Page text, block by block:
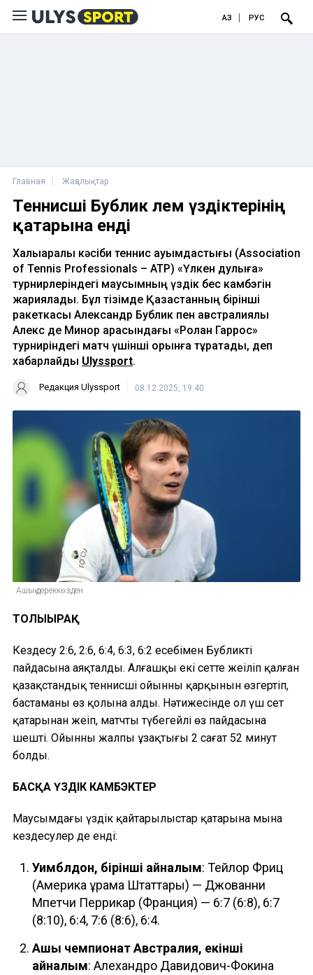
ҚАЗ РУС
Главная Жаңалықтар
Теннисші Бублик әлем үздіктерінің
қатарына енді
Халықаралық кәсіби теннис қауымдастығы (Association
of Tennis Professionals – ATP) «Үлкен дулыға»
турнирлеріндегі маусымның үздік бес камбэгін
жариялады. Бұл тізімде Қазақстанның бірінші
ракеткасы Александр Бублик пен австралиялық
Алекс де Минор арасындағы «Ролан Гаррос»
турниріндегі матч үшінші орынға тұрақтады, деп
хабарлайды Ulyssport.
Редакция Ulyssport 08.12.2025, 19:40
Ашық дереккөзден
ТОЛЫҒЫРАҚ
Кездесу 2:6, 2:6, 6:4, 6:3, 6:2 есебімен Бубликтің
пайдасына аяқталды. Алғашқы екі сетте жеңіліп қалған
қазақстандық теннисші ойынның қарқынын өзгертіп,
бастаманы өз қолына алды. Нәтижесінде ол үш сет
қатарынан жеңіп, матчты түбегейлі өз пайдасына
шешті. Ойынның жалпы ұзақтығы 2 сағат 52 минут
болды.
БАСҚА ҮЗДІК КАМБЭКТЕР
Маусымдағы үздік қайтарылыстар қатарына мына
кездесулер де енді:
Уимблдон, бірінші айналым: Тейлор Фриц
(Америка Құрама Штаттары) — Джованни
Мпетчи Перрикар (Франция) — 6:7 (6:8), 6:7
(8:10), 6:4, 7:6 (8:6), 6:4.
Ашық чемпионат Австралия, екінші
айналым: Алехандро Давидович-Фокина